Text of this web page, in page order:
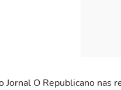
Jornal O Republicano nas